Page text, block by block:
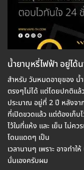
น้ำยาบุหรี่ไฟฟ้า อยู่ได้
สำหรับ วันหมดอายุของ น้
ตรงๆไม่ได้ แต่โดยปกติแล้
ประมาณ อยู่ที่ 2 ปี หลังจา
ที่เปิดขวดแล้ว แต่ต้องเก็บ
ไว้ในที่แห้ง และ เย็น ไม่ค
โดนแดดๆ เป็น
เวลานานๆ เพราะ อาจทำ
นั่นเองครับผม